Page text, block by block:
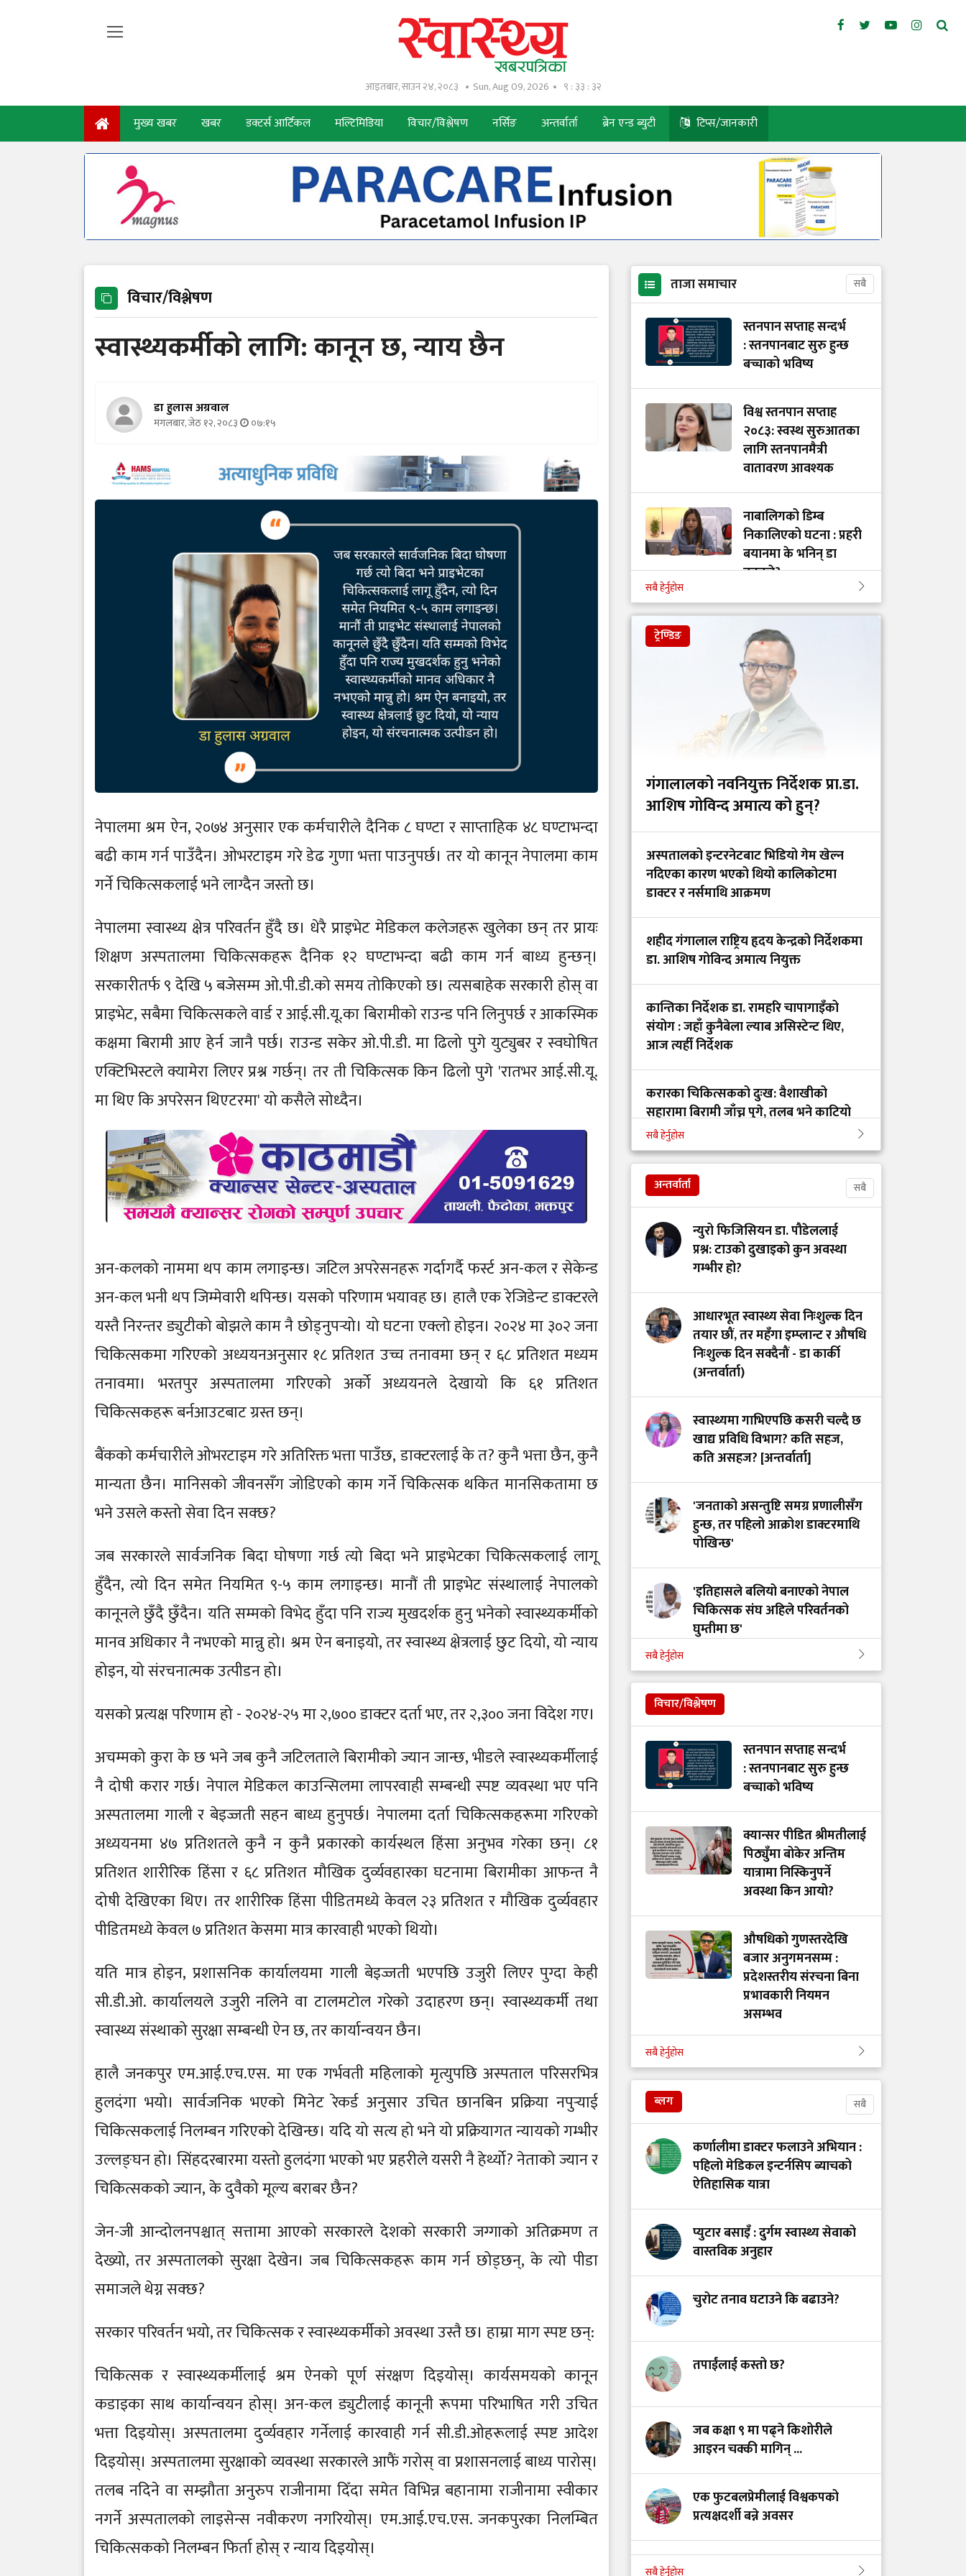
आइतबार, साउन २४, २०८३ Sun, Aug 09, 2026 ९ : ३३ : ३३
मुख्य खबर खबर डक्टर्स आर्टिकल मल्टिमिडिया विचार/विश्लेषण नर्सिङ अन्तर्वार्ता ब्रेन एन्ड ब्युटी टिप्स/जानकारी
विचार/विश्लेषण
स्वास्थ्यकर्मीको लागि: कानून छ, न्याय छैन
डा हुलास अग्रवाल
मंगलबार, जेठ १२, २०८३ ०७:१५
नेपालमा श्रम ऐन, २०७४ अनुसार एक कर्मचारीले दैनिक ८ घण्टा र साप्ताहिक ४८ घण्टाभन्दा
बढी काम गर्न पाउँदैन। ओभरटाइम गरे डेढ गुणा भत्ता पाउनुपर्छ। तर यो कानून नेपालमा काम
गर्ने चिकित्सकलाई भने लाग्दैन जस्तो छ।
नेपालमा स्वास्थ्य क्षेत्र परिवर्तन हुँदै छ। धेरै प्राइभेट मेडिकल कलेजहरू खुलेका छन् तर प्रायः
शिक्षण अस्पतालमा चिकित्सकहरू दैनिक १२ घण्टाभन्दा बढी काम गर्न बाध्य हुन्छन्।
सरकारीतर्फ ९ देखि ५ बजेसम्म ओ.पी.डी.को समय तोकिएको छ। त्यसबाहेक सरकारी होस् वा
प्राइभेट, सबैमा चिकित्सकले वार्ड र आई.सी.यू.का बिरामीको राउन्ड पनि लिनुपर्छ र आकस्मिक
कक्षमा बिरामी आए हेर्न जानै पर्छ। राउन्ड सकेर ओ.पी.डी. मा ढिलो पुगे युट्युबर र स्वघोषित
एक्टिभिस्टले क्यामेरा लिएर प्रश्न गर्छन्। तर ती चिकित्सक किन ढिलो पुगे 'रातभर आई.सी.यू.
मा थिए कि अपरेसन थिएटरमा' यो कसैले सोध्दैन।
अन-कलको नाममा थप काम लगाइन्छ। जटिल अपरेसनहरू गर्दागर्दै फर्स्ट अन-कल र सेकेन्ड
अन-कल भनी थप जिम्मेवारी थपिन्छ। यसको परिणाम भयावह छ। हालै एक रेजिडेन्ट डाक्टरले
यस्तै निरन्तर ड्युटीको बोझले काम नै छोड्नुपर्‍यो। यो घटना एक्लो होइन। २०२४ मा ३०२ जना
चिकित्सकमा गरिएको अध्ययनअनुसार १८ प्रतिशत उच्च तनावमा छन् र ६८ प्रतिशत मध्यम
तनावमा। भरतपुर अस्पतालमा गरिएको अर्को अध्ययनले देखायो कि ६१ प्रतिशत
चिकित्सकहरू बर्नआउटबाट ग्रस्त छन्।
बैंकको कर्मचारीले ओभरटाइम गरे अतिरिक्त भत्ता पाउँछ, डाक्टरलाई के त? कुनै भत्ता छैन, कुनै
मान्यता छैन। मानिसको जीवनसँग जोडिएको काम गर्ने चिकित्सक थकित मानसिकतामा छ
भने उसले कस्तो सेवा दिन सक्छ?
जब सरकारले सार्वजनिक बिदा घोषणा गर्छ त्यो बिदा भने प्राइभेटका चिकित्सकलाई लागू
हुँदैन, त्यो दिन समेत नियमित ९-५ काम लगाइन्छ। मानौं ती प्राइभेट संस्थालाई नेपालको
कानूनले छुँदै छुँदैन। यति सम्मको विभेद हुँदा पनि राज्य मुखदर्शक हुनु भनेको स्वास्थ्यकर्मीको
मानव अधिकार नै नभएको मान्नु हो। श्रम ऐन बनाइयो, तर स्वास्थ्य क्षेत्रलाई छुट दियो, यो न्याय
होइन, यो संरचनात्मक उत्पीडन हो।
यसको प्रत्यक्ष परिणाम हो - २०२४-२५ मा २,७०० डाक्टर दर्ता भए, तर २,३०० जना विदेश गए।
अचम्मको कुरा के छ भने जब कुनै जटिलताले बिरामीको ज्यान जान्छ, भीडले स्वास्थ्यकर्मीलाई
नै दोषी करार गर्छ। नेपाल मेडिकल काउन्सिलमा लापरवाही सम्बन्धी स्पष्ट व्यवस्था भए पनि
अस्पतालमा गाली र बेइज्जती सहन बाध्य हुनुपर्छ। नेपालमा दर्ता चिकित्सकहरूमा गरिएको
अध्ययनमा ४७ प्रतिशतले कुनै न कुनै प्रकारको कार्यस्थल हिंसा अनुभव गरेका छन्। ८१
प्रतिशत शारीरिक हिंसा र ६८ प्रतिशत मौखिक दुर्व्यवहारका घटनामा बिरामीका आफन्त नै
दोषी देखिएका थिए। तर शारीरिक हिंसा पीडितमध्ये केवल २३ प्रतिशत र मौखिक दुर्व्यवहार
पीडितमध्ये केवल ७ प्रतिशत केसमा मात्र कारवाही भएको थियो।
यति मात्र होइन, प्रशासनिक कार्यालयमा गाली बेइज्जती भएपछि उजुरी लिएर पुग्दा केही
सी.डी.ओ. कार्यालयले उजुरी नलिने वा टालमटोल गरेको उदाहरण छन्। स्वास्थ्यकर्मी तथा
स्वास्थ्य संस्थाको सुरक्षा सम्बन्धी ऐन छ, तर कार्यान्वयन छैन।
हालै जनकपुर एम.आई.एच.एस. मा एक गर्भवती महिलाको मृत्युपछि अस्पताल परिसरभित्र
हुलदंगा भयो। सार्वजनिक भएको मिनेट रेकर्ड अनुसार उचित छानबिन प्रक्रिया नपुर्‍याई
चिकित्सकलाई निलम्बन गरिएको देखिन्छ। यदि यो सत्य हो भने यो प्रक्रियागत न्यायको गम्भीर
उल्लङ्घन हो। सिंहदरबारमा यस्तो हुलदंगा भएको भए प्रहरीले यसरी नै हेर्थ्यो? नेताको ज्यान र
चिकित्सकको ज्यान, के दुवैको मूल्य बराबर छैन?
जेन-जी आन्दोलनपश्चात् सत्तामा आएको सरकारले देशको सरकारी जग्गाको अतिक्रमण त
देख्यो, तर अस्पतालको सुरक्षा देखेन। जब चिकित्सकहरू काम गर्न छोड्छन्, के त्यो पीडा
समाजले थेग्न सक्छ?
सरकार परिवर्तन भयो, तर चिकित्सक र स्वास्थ्यकर्मीको अवस्था उस्तै छ। हाम्रा माग स्पष्ट छन्:
चिकित्सक र स्वास्थ्यकर्मीलाई श्रम ऐनको पूर्ण संरक्षण दिइयोस्। कार्यसमयको कानून
कडाइका साथ कार्यान्वयन होस्। अन-कल ड्युटीलाई कानूनी रूपमा परिभाषित गरी उचित
भत्ता दिइयोस्। अस्पतालमा दुर्व्यवहार गर्नेलाई कारवाही गर्न सी.डी.ओहरूलाई स्पष्ट आदेश
दिइयोस्। अस्पतालमा सुरक्षाको व्यवस्था सरकारले आफैं गरोस् वा प्रशासनलाई बाध्य पारोस्।
तलब नदिने वा सम्झौता अनुरुप राजीनामा दिँदा समेत विभिन्न बहानामा राजीनामा स्वीकार
नगर्ने अस्पतालको लाइसेन्स नवीकरण नगरियोस्। एम.आई.एच.एस. जनकपुरका निलम्बित
चिकित्सकको निलम्बन फिर्ता होस् र न्याय दिइयोस्।
ताजा समाचार सबै
स्तनपान सप्ताह सन्दर्भ
: स्तनपानबाट सुरु हुन्छ
बच्चाको भविष्य
विश्व स्तनपान सप्ताह
२०८३: स्वस्थ सुरुआतका
लागि स्तनपानमैत्री
वातावरण आवश्यक
नाबालिगको डिम्ब
निकालिएको घटना : प्रहरी
बयानमा के भनिन् डा
नुतनले?
५० वर्षपछि पिसाबमा रगत
देखिए क्यान्सरको जोखिम
चिकित्सक–नर्समाथि
कुटपिटपछि पलाँता
अस्पताल अनिश्चितकालका
वैद्यखानाले गति लिएकोमा
गर्व गर्दै पूर्व स्वास्थ्यमन्त्री
दिए ६ सुझाव
एसिया क्षेत्रीय ‘पब्लिक
हेल्थ च्याम्पियन्स’ अवार्ड
क्यान्सर पीडित श्रीमतीलाई
पिठ्युँमा बोकेर अन्तिम
अवस्था किन आयो?
पलाँता अस्पतालमा
दुर्व्यवहार र तोडफोडमा
मानसिक सामाजिक
अध्यात्मिक स्वास्थ्य
आजको आवश्यकता
सबै हेर्नुहोस
ट्रेण्डिङ
गंगालालको नवनियुक्त निर्देशक प्रा.डा.
आशिष गोविन्द अमात्य को हुन्?
अस्पतालको इन्टरनेटबाट भिडियो गेम खेल्न
नदिएका कारण भएको थियो कालिकोटमा
डाक्टर र नर्समाथि आक्रमण
शहीद गंगालाल राष्ट्रिय हृदय केन्द्रको निर्देशकमा
डा. आशिष गोविन्द अमात्य नियुक्त
कान्तिका निर्देशक डा. रामहरि चापागाइँको
संयोग : जहाँ कुनैबेला ल्याब असिस्टेन्ट थिए,
आज त्यहीँ निर्देशक
करारका चिकित्सकको दुःख: वैशाखीको
सहारामा बिरामी जाँच्न पुगे, तलब भने काटियो
कान्ति अस्पतालको निर्देशकमा डा. रामहरी
चापागाईं
सबै हेर्नुहोस
अन्तर्वार्ता सबै
न्युरो फिजिसियन डा. पौडेललाई
प्रश्न: टाउको दुखाइको कुन अवस्था
गम्भीर हो?
आधारभूत स्वास्थ्य सेवा निःशुल्क दिन
तयार छौं, तर महँगा इम्प्लान्ट र औषधि
निःशुल्क दिन सक्दैनौं - डा कार्की
(अन्तर्वार्ता)
स्वास्थ्यमा गाभिएपछि कसरी चल्दै छ
खाद्य प्रविधि विभाग? कति सहज,
कति असहज? [अन्तर्वार्ता]
'जनताको असन्तुष्टि समग्र प्रणालीसँग
हुन्छ, तर पहिलो आक्रोश डाक्टरमाथि
पोखिन्छ'
'इतिहासले बलियो बनाएको नेपाल
चिकित्सक संघ अहिले परिवर्तनको
घुम्तीमा छ'
‘टिम मंगल' चुनावी समूह मात्र थिएन,
मेडिकल मुभमेन्ट हो : डा. मंगल रावल
'हरेक टाउको दुखाइ ब्रेन ट्युमर होइन,
यी लक्षणहरू देखिए हुनसक्छ जोखिम'
डा. अमात्यलाई प्रश्न– धेरै हेडफोन वा
इयरफोनको प्रयोगले कानमा असर
गर्छ ?
सबै हेर्नुहोस
विचार/विश्लेषण
स्तनपान सप्ताह सन्दर्भ
: स्तनपानबाट सुरु हुन्छ
बच्चाको भविष्य
क्यान्सर पीडित श्रीमतीलाई
पिठ्युँमा बोकेर अन्तिम
यात्रामा निस्किनुपर्ने
अवस्था किन आयो?
औषधिको गुणस्तरदेखि
बजार अनुगमनसम्म :
प्रदेशस्तरीय संरचना बिना
प्रभावकारी नियमन
असम्भव
गोरखाका विकट
विद्यालयमा मुटु रोगको
खोजी: समयमै रोग पत्ता
लाग्दा बच्न थाल्यो
बालबालिकाको जीवन
सेवा, संघर्ष र सम्मानको
पर्खाइमा नर्स
खाद्य स्वच्छता र गुणस्तर
नियमन: मन्त्रालय परिवर्तन
कि प्रणालीमा सुधार?
स्तनपानमैत्री कार्यस्थल
बनाऔँ
अस्तित्वको खोजीमा
नर्सिङ पेसा: साधना
देशको, सम्मान कहिले?
सबै हेर्नुहोस
ब्लग सबै
कर्णालीमा डाक्टर फलाउने अभियान :
पहिलो मेडिकल इन्टर्नसिप ब्याचको
ऐतिहासिक यात्रा
प्युटार बसाइँ : दुर्गम स्वास्थ्य सेवाको
वास्तविक अनुहार
चुरोट तनाव घटाउने कि बढाउने?
तपाईंलाई कस्तो छ?
जब कक्षा ९ मा पढ्ने किशोरीले
आइरन चक्की मागिन् ...
एक फुटबलप्रेमीलाई विश्वकपको
प्रत्यक्षदर्शी बन्ने अवसर
सबै हेर्नुहोस